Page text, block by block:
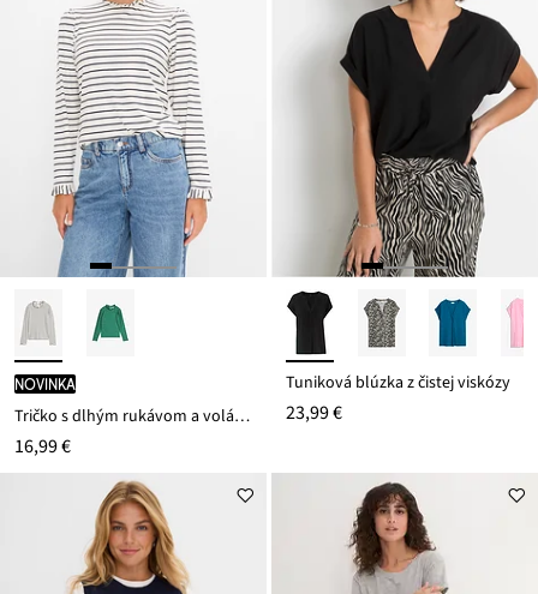
novinka
Tričko s dlhým rukávom a volánmi
16,99 €
Tuniková blúzka z čistej viskózy
23,99 €